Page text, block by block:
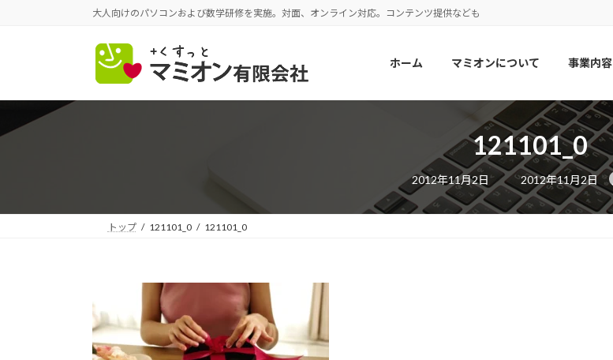
へ
キ
ョ
に
大人向けのパソコンおよび数学研修を実施。対面、オンライン対応。コンテンツ提供なども
ホーム マミオンについて 事業内容
121101_0
2012年11月2日
最
終
更
新
日
2012年11月2日
トップ 121101_0 121101_0